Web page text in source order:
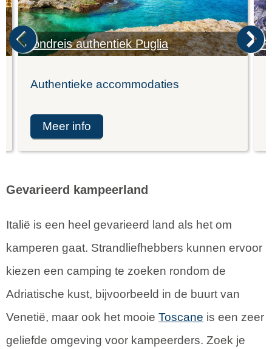
Rondreis authentiek Puglia
Authentieke accommodaties
meer info
Gevarieerd kampeerland
Italië is een heel gevarieerd land als het om
kamperen gaat. Strandliefhebbers kunnen ervoor
kiezen een camping te zoeken rondom de
Adriatische kust, bijvoorbeeld in de buurt van
Venetië, maar ook het mooie Toscane is een zeer
geliefde omgeving voor kampeerders. Zoek je